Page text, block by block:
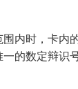
内时，卡内
的数定辩识